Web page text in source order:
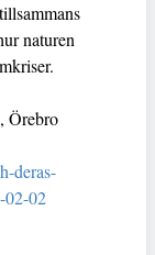
naturen
Örebro
deras-
02-02